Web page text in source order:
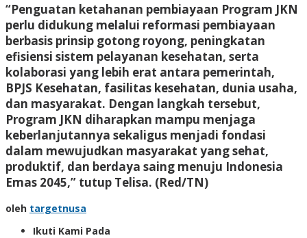
“Penguatan ketahanan pembiayaan Program JKN
perlu didukung melalui reformasi pembiayaan
berbasis prinsip gotong royong, peningkatan
efisiensi sistem pelayanan kesehatan, serta
kolaborasi yang lebih erat antara pemerintah,
BPJS Kesehatan, fasilitas kesehatan, dunia usaha,
dan masyarakat. Dengan langkah tersebut,
Program JKN diharapkan mampu menjaga
keberlanjutannya sekaligus menjadi fondasi
dalam mewujudkan masyarakat yang sehat,
produktif, dan berdaya saing menuju Indonesia
Emas 2045,” tutup Telisa. (Red/TN)
oleh targetnusa
Ikuti Kami Pada